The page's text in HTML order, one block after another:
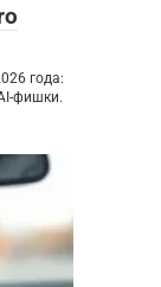
года:
фишки.